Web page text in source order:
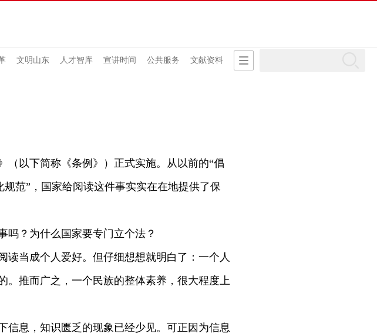
文明山东 人才智库 宣讲时间 公共服务 文献资料
以下简称《条例》）正式实施。从以前的“倡
规范”，国家给阅读这件事实实在在地提供了保
？为什么国家要专门立个法？
成个人爱好。但仔细想想就明白了：一个人
。推而广之，一个民族的整体素养，很大程度上
息，知识匮乏的现象已经少见。可正因为信息